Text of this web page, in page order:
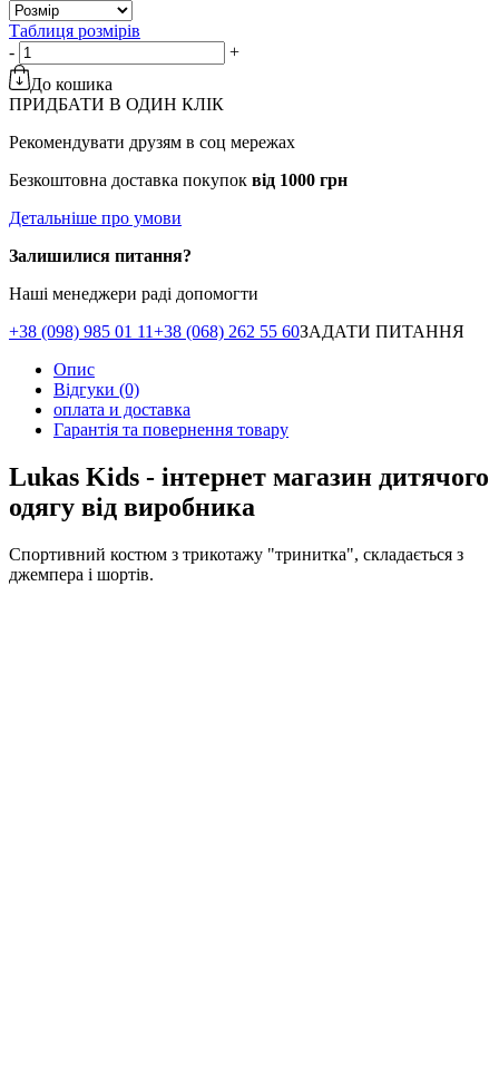
Таблиця розмірів
-
+
До кошика
ПРИДБАТИ В ОДИН КЛІК
Рекомендувати друзям в соц мережах
Безкоштовна доставка покупок від 1000 грн
Детальніше про умови
Залишилися питання?
Наші менеджери раді допомогти
+38 (098) 985 01 11+38 (068) 262 55 60ЗАДАТИ ПИТАННЯ
Опис
Відгуки (0)
оплата и доставка
Гарантія та повернення товару
Lukas Kids - інтернет магазин дитячого
одягу від виробника
Спортивний костюм з трикотажу "тринитка", складається з
джемпера і шортів.